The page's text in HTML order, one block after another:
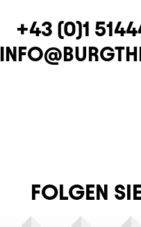
TELEFON
+43 (0)1
E-MAIL
FOLGEN